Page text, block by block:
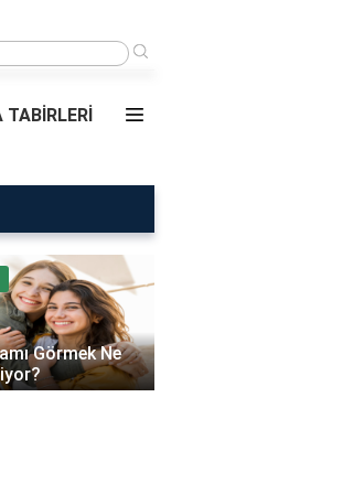
Ne Anlama Geliyor?
TABİRLERİ
Görmek Ne